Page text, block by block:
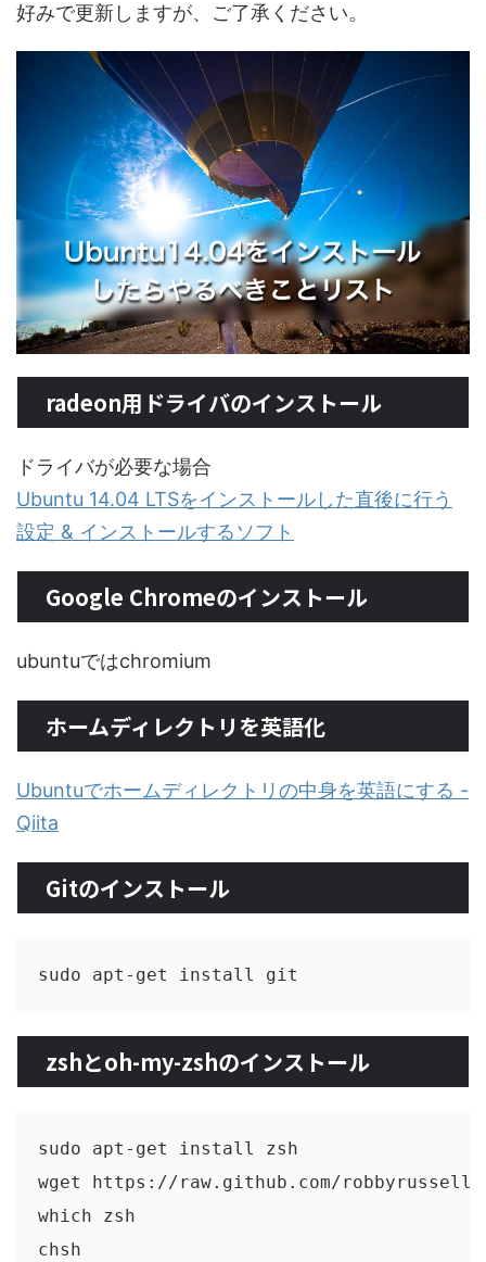
好みで更新しますが、ご了承ください。
radeon用ドライバのインストール
ドライバが必要な場合
Ubuntu 14.04 LTSをインストールした直後に行う
設定 & インストールするソフト
Google Chromeのインストール
ubuntuではchromium
ホームディレクトリを英語化
Ubuntuでホームディレクトリの中身を英語にする -
Qiita
Gitのインストール
zshとoh-my-zshのインストール
sudo apt-get install zsh
wget https://raw.github.com/
which zsh